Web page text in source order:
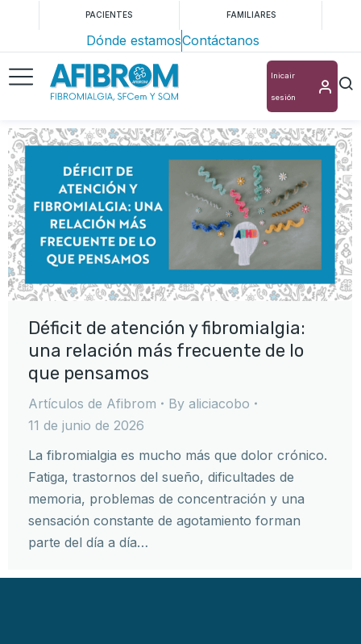
PACIENTES FAMILIARES
Dónde estamosContáctanos
Inicair
sesión
Déficit de atención y fibromialgia:
una relación más frecuente de lo
que pensamos
Artículos de Afibrom By aliciacobo
11 de junio de 2026
La fibromialgia es mucho más que dolor crónico.
Fatiga, trastornos del sueño, dificultades de
memoria, problemas de concentración y una
sensación constante de agotamiento forman
parte del día a día…